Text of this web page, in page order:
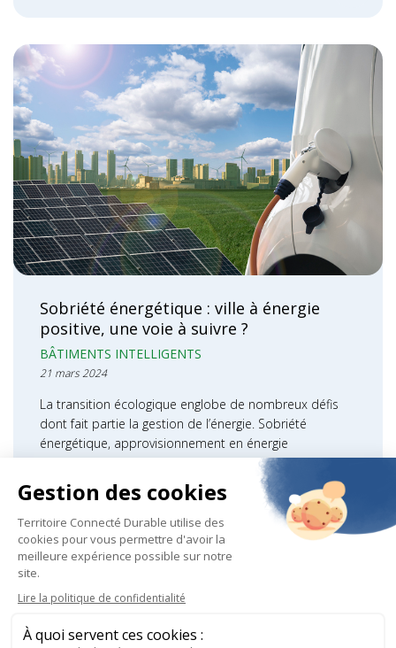
Sobriété énergétique : ville à énergie
positive, une voie à suivre ?
BÂTIMENTS INTELLIGENTS
21 mars 2024
La transition écologique englobe de nombreux défis
dont fait partie la gestion de l’énergie. Sobriété
énergétique, approvisionnement en énergie
renouvelable, rénovation des bâtiments, les enjeux…
LIRE LA SUITE